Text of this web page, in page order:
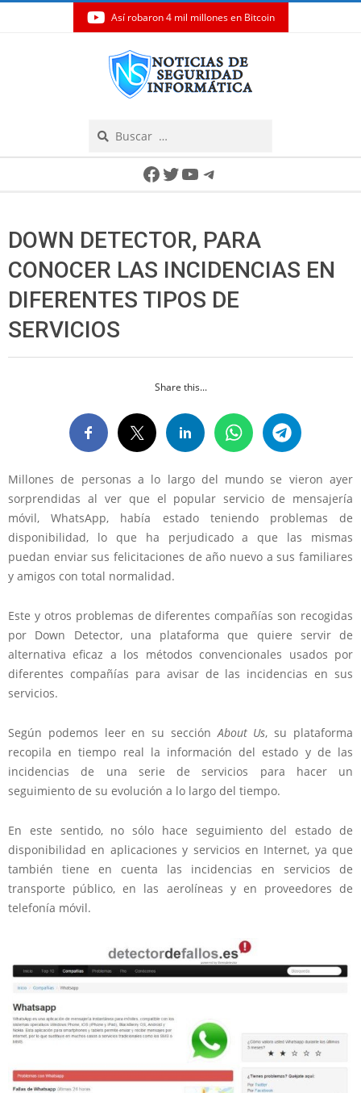
Así robaron 4 mil millones en Bitcoin
Facebook
Twitter
YouTube
Telegram
DOWN DETECTOR, PARA
CONOCER LAS INCIDENCIAS EN
DIFERENTES TIPOS DE
SERVICIOS
Share this...
Millones de personas a lo largo del mundo se vieron ayer
sorprendidas al ver que el popular servicio de mensajería
móvil, WhatsApp, había estado teniendo problemas de
disponibilidad, lo que ha perjudicado a que las mismas
puedan enviar sus felicitaciones de año nuevo a sus familiares
y amigos con total normalidad.
Este y otros problemas de diferentes compañías son recogidas
por Down Detector, una plataforma que quiere servir de
alternativa eficaz a los métodos convencionales usados por
diferentes compañías para avisar de las incidencias en sus
servicios.
Según podemos leer en su secciónAbout Us, su plataforma
recopila en tiempo real la información del estado y de las
incidencias de una serie de servicios para hacer un
seguimiento de su evolución a lo largo del tiempo.
En este sentido, no sólo hace seguimiento del estado de
disponibilidad en aplicaciones y servicios en Internet, ya que
también tiene en cuenta las incidencias en servicios de
transporte público, en las aerolíneas y en proveedores de
telefonía móvil.